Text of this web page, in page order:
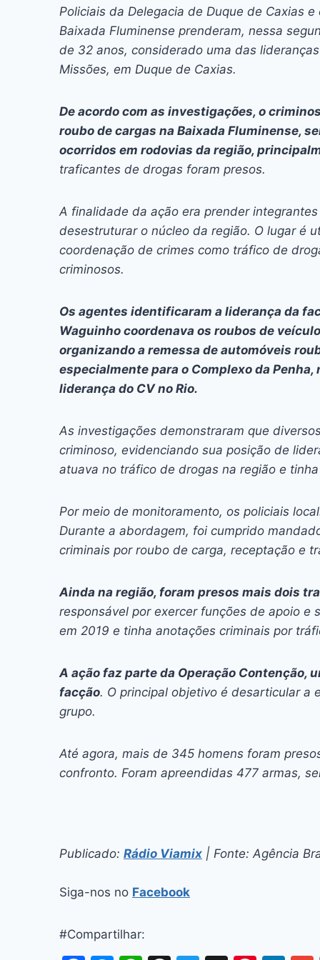
c
e
b
o
o
k
s
s
e
n
g
er
at
s
A
p
p
e
a
d
s
itt
er
er
e
st
k
e
dI
l
Policiais da Delegacia de Duque de Caxias
Baixada Fluminense prenderam, nessa
de 32 anos, considerado uma das
Missões, em Duque de Caxias.
De acordo com as investigações, o
roubo de cargas na Baixada Fluminense,
ocorridos em rodovias da região,
traficantes de drogas foram presos.
A finalidade da ação era prender
desestruturar o núcleo da região. O lugar é
coordenação de crimes como tráfico de
criminosos.
Os agentes identificaram a liderança da
Waguinho coordenava os roubos de
organizando a remessa de automóveis
especialmente para o Complexo da
liderança do CV no Rio.
As investigações demonstraram que
criminoso, evidenciando sua posição de
atuava no tráfico de drogas na região e
Por meio de monitoramento, os policiais
Durante a abordagem, foi cumprido
criminais por roubo de carga, receptação e
Ainda na região, foram presos mais dois
responsável por exercer funções de apoio
em 2019 e tinha anotações criminais por
A ação faz parte da Operação Contenção,
facção. O principal objetivo é desarticular a
grupo.
Até agora, mais de 345 homens foram
confronto. Foram apreendidas 477 armas,
Publicado: Rádio Viamix | Fonte: Agência
Siga-nos no Facebook
#Compartilhar: